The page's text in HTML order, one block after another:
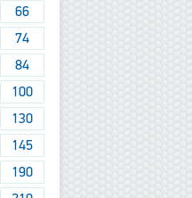
66
74
84
100
130
145
190